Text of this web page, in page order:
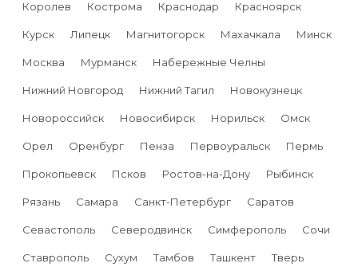
Королев Кострома Краснодар Красноярск
Курск Липецк Магнитогорск Махачкала Минск
Москва Мурманск Набережные Челны
Нижний Новгород Нижний Тагил Новокузнецк
Новороссийск Новосибирск Норильск Омск
Орел Оренбург Пенза Первоуральск Пермь
Прокопьевск Псков Ростов-на-Дону Рыбинск
Рязань Самара Санкт-Петербург Саратов
Севастополь Северодвинск Симферополь Сочи
Ставрополь Сухум Тамбов Ташкент Тверь